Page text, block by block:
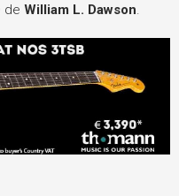
de William L. Dawson.